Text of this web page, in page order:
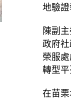
地驗
陳副
政府
榮服
轉型
在苗